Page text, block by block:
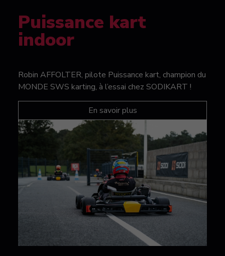
Puissance kart
indoor
Robin AFFOLTER, pilote Puissance kart, champion du
MONDE SWS karting, à l’essai chez SODIKART !
En savoir plus